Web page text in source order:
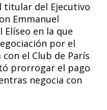
titular del Ejecutivo
Emmanuel
Elíseo en la que
por el
el Club de París
prorrogar el pago
negocia con